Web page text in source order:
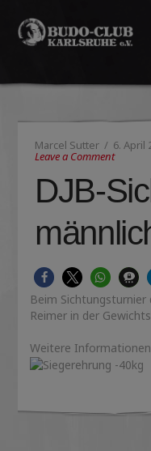
Budo-
Club
e.V.
Marcel Sutter 6. April
Leave a Comment
DJB-
Beim Sichtungsturnier
Reimer in der
Weitere